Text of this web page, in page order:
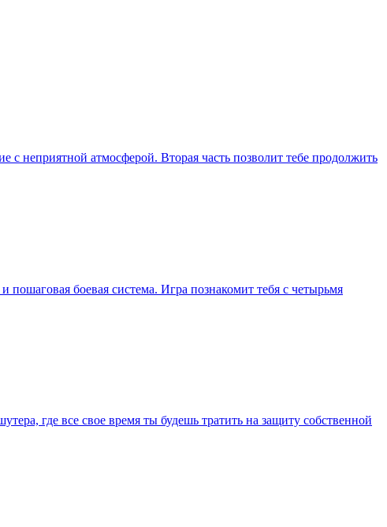
с неприятной атмосферой. Вторая часть позволит тебе продолжить
пошаговая боевая система. Игра познакомит тебя с четырьмя
где все свое время ты будешь тратить на защиту собственной